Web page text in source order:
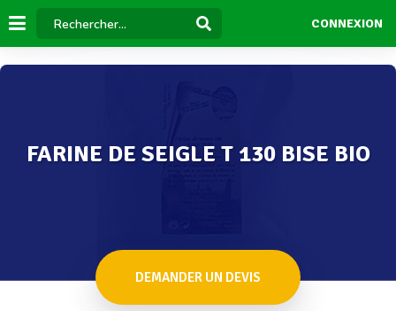
CONNEXION
FARINE DE SEIGLE T 130 BISE BIO
DEMANDER UN DEVIS